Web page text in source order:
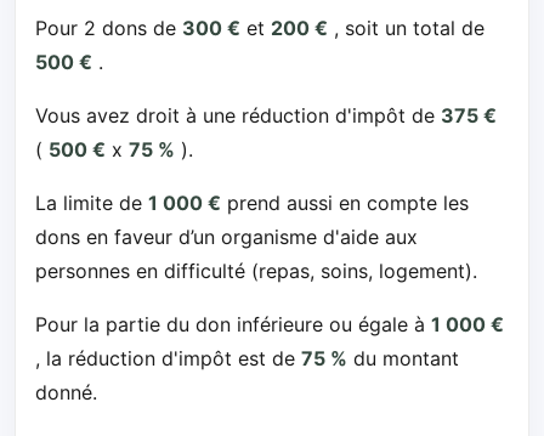
Pour 2 dons de 300 € et 200 € , soit un total de
500 € .
Vous avez droit à une réduction d'impôt de 375 €
( 500 € x 75 % ).
La limite de 1 000 € prend aussi en compte les
dons en faveur d’un organisme d'aide aux
personnes en difficulté (repas, soins, logement).
Pour la partie du don inférieure ou égale à 1 000 €
, la réduction d'impôt est de 75 % du montant
donné.